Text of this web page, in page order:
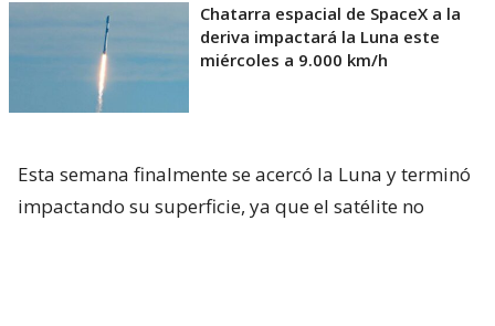
Chatarra espacial de SpaceX a la
deriva impactará la Luna este
miércoles a 9.000 km/h
Esta semana finalmente se acercó la Luna y terminó
impactando su superficie, ya que el satélite no